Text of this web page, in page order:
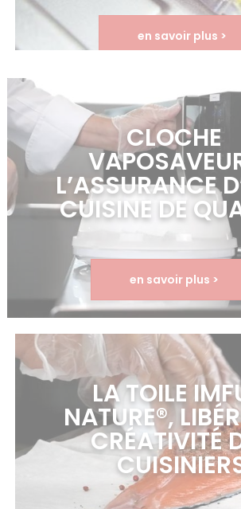
en savoir plus >
CLOCHE
L’ASSURANCE
CUISINE DE
en savoir plus >
LA TOILE
NATURE®,
CRÉATIVITÉ